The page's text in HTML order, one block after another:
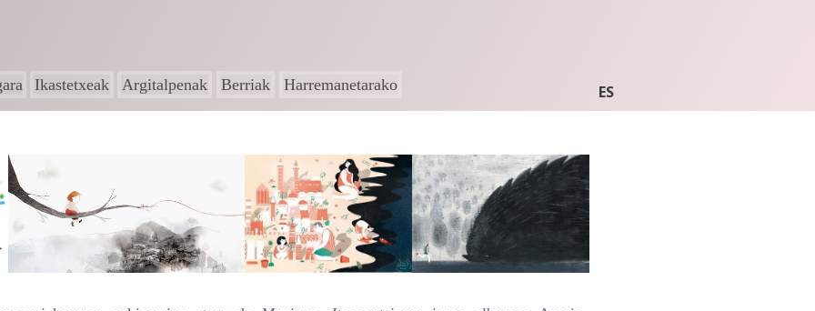
Ikastetxeak Argitalpenak Berriak Harremanetarako ES